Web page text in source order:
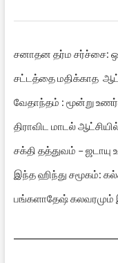
சனாதன தர்ம சர்ச்சை:
சட்டத்தை மதிக்காத
வேதாந்தம் : மூன்று
திராவிட மாடல்
சக்தி தத்துவம் – ஜடாயு
இந்த ஹிந்து சமூகம்:
பங்களாதேஷ் கலவரமும்